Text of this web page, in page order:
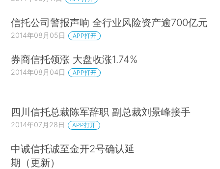
信托公司警报声响 全行业风险资产逾700亿元
2014年08月05日 APP打开
券商信托领涨 大盘收涨1.74%
2014年08月04日 APP打开
四川信托总裁陈军辞职 副总裁刘景峰接手
2014年07月28日 APP打开
中诚信托诚至金开2号确认延
期（更新）